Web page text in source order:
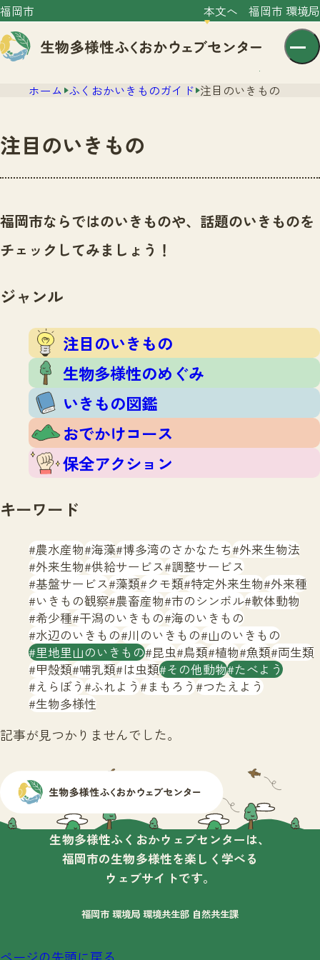
福岡市 本文へ 福岡市 環境局
文字サイズ 小 中 大
センター紹介
センター紹介TOP
サイトポリシー
ニュース
いきものガイド
注目のいきもの
生物多様性のめぐみ
いきもの図鑑
おでかけコース
保全アクション
イベント
いきもの調査隊
調査レポート
調査レポートTOP
調査結果
ふくおかいきものマップ
マッチング
マッチングTOP
掲載申し込みフォーム
お問合せ
生物多様性ふくおかウェブセンターとは
サイトマップ
ホーム ふくおかいきものガイド 注目のいきもの
注目のいきもの
福岡市ならではのいきものや、話題のいきものを
チェックしてみましょう！
ジャンル
注目のいきもの
生物多様性のめぐみ
いきもの図鑑
おでかけコース
保全アクション
キーワード
農水産物 海藻 博多湾のさかなたち 外来生物法
外来生物 供給サービス 調整サービス
基盤サービス 藻類 クモ類 特定外来生物 外来種
いきもの観察 農畜産物 市のシンボル 軟体動物
希少種 干潟のいきもの 海のいきもの
水辺のいきもの 川のいきもの 山のいきもの
里地里山のいきもの 昆虫 鳥類 植物 魚類 両生類
甲殻類 哺乳類 は虫類 その他動物 たべよう
えらぼう ふれよう まもろう つたえよう
生物多様性
記事が見つかりませんでした。
生物多様性ふくおかウェブセンターは、
福岡市の生物多様性を楽しく学べる
ウェブサイトです。
福岡市 環境局 環境共生部 自然共生課